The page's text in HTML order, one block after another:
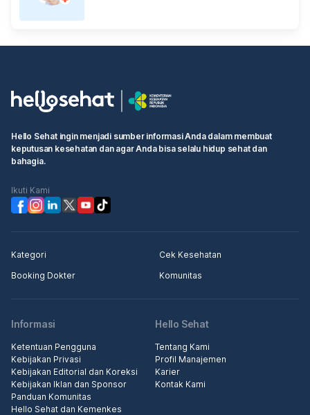
Hello Sehat ingin menjadi sumber informasi Anda dalam membuat
keputusan kesehatan dan agar Anda bisa selalu hidup sehat dan
bahagia.
Ikuti Kami
Kategori
Cek Kesehatan
Booking Dokter
Komunitas
Informasi
Ketentuan Pengguna
Kebijakan Privasi
Kebijakan Editorial dan Koreksi
Kebijakan Iklan dan Sponsor
Panduan Komunitas
Hello Sehat dan Kemenkes
Hello Sehat
Tentang Kami
Profil Manajemen
Karier
Kontak Kami